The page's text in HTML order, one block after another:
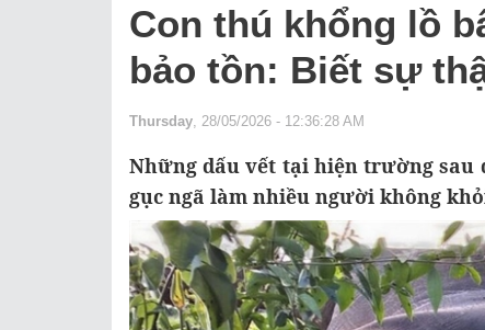
Con thú khổng lồ
bảo tồn: Biết sự
Thursday , 28/05/2026 - 12:36:28 AM
Những dấu vết tại hiện trường sau
gục ngã làm nhiều người không